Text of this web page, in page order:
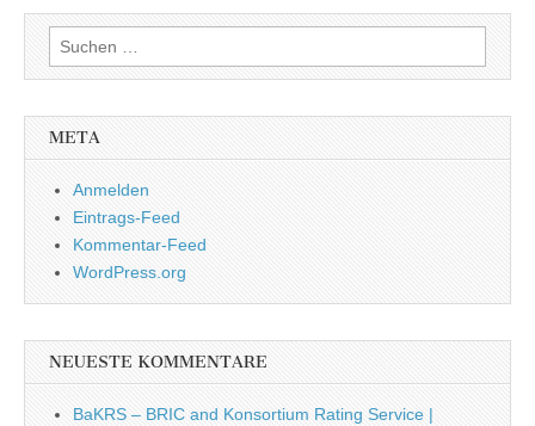
Suchen
nach:
META
Anmelden
Eintrags-Feed
Kommentar-Feed
WordPress.org
NEUESTE KOMMENTARE
BaKRS – BRIC and Konsortium Rating Service |